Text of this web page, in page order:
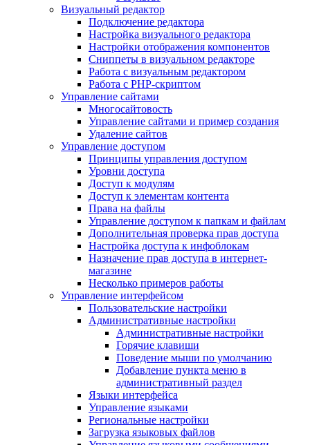
Визуальный редактор
Подключение редактора
Настройка визуального редактора
Настройки отображения компонентов
Сниппеты в визуальном редакторе
Работа с визуальным редактором
Работа с PHP-скриптом
Управление сайтами
Многосайтовость
Управление сайтами и пример создания
Удаление сайтов
Управление доступом
Принципы управления доступом
Уровни доступа
Доступ к модулям
Доступ к элементам контента
Права на файлы
Управление доступом к папкам и файлам
Дополнительная проверка прав доступа
Настройка доступа к инфоблокам
Назначение прав доступа в интернет-
магазине
Несколько примеров работы
Управление интерфейсом
Пользовательские настройки
Административные настройки
Административные настройки
Горячие клавиши
Поведение мыши по умолчанию
Добавление пункта меню в
административный раздел
Языки интерфейса
Управление языками
Региональные настройки
Загрузка языковых файлов